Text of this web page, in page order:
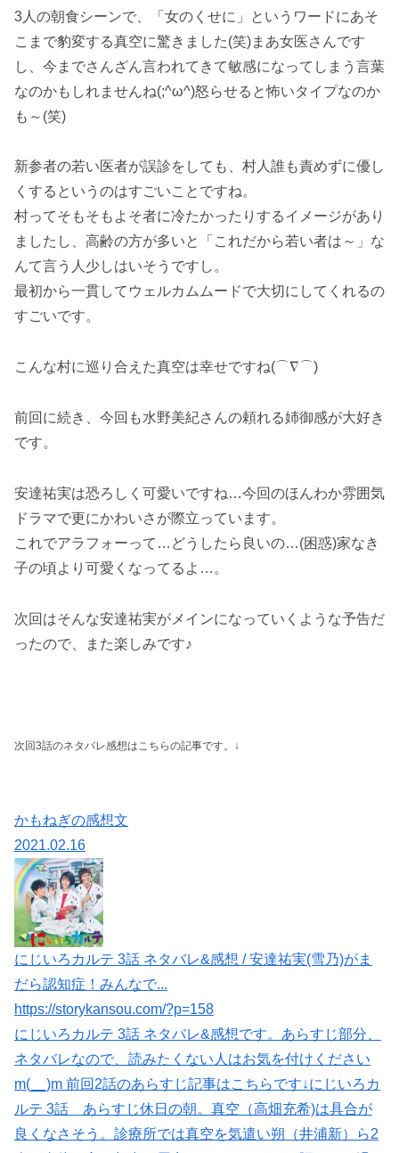
3人の朝食シーンで、「女のくせに」というワードにあそ
こまで豹変する真空に驚きました(笑)まあ女医さんです
し、今までさんざん言われてきて敏感になってしまう言葉
なのかもしれませんね(;^ω^)怒らせると怖いタイプなのか
も～(笑)
新参者の若い医者が誤診をしても、村人誰も責めずに優し
くするというのはすごいことですね。
村ってそもそもよそ者に冷たかったりするイメージがあり
ましたし、高齢の方が多いと「これだから若い者は～」な
んて言う人少しはいそうですし。
最初から一貫してウェルカムムードで大切にしてくれるの
すごいです。
こんな村に巡り合えた真空は幸せですね(⌒∇⌒)
前回に続き、今回も水野美紀さんの頼れる姉御感が大好き
です。
安達祐実は恐ろしく可愛いですね…今回のほんわか雰囲気
ドラマで更にかわいさが際立っています。
これでアラフォーって…どうしたら良いの…(困惑)家なき
子の頃より可愛くなってるよ…。
次回はそんな安達祐実がメインになっていくような予告だ
ったので、また楽しみです♪
次回3話のネタバレ感想はこちらの記事です。↓
かもねぎの感想文
2021.02.16
にじいろカルテ 3話 ネタバレ&感想 / 安達祐実(雪乃)がま
だら認知症！みんなで...
https://storykansou.com/?p=158
にじいろカルテ 3話 ネタバレ&感想です。あらすじ部分、
ネタバレなので、読みたくない人はお気を付けください
m(__)m 前回2話のあらすじ記事はこちらです↓にじいろカ
ルテ 3話 あらすじ休日の朝。真空（高畑充希)は具合が
良くなさそう。診療所では真空を気遣い朔（井浦新）ら2